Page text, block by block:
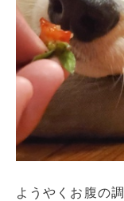
ようやくお腹の